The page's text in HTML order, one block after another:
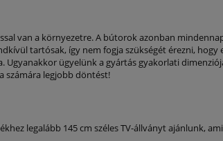
van a környezetre. A bútorok azonban
tartósak, így nem fogja szükségét érezni,
Ugyanakkor ügyelünk a gyártás gyakorlati
számára legjobb döntést!
legalább 145 cm széles TV-állványt ajánlunk,